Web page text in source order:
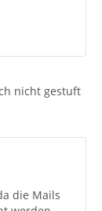
nicht gestuft
die Mails